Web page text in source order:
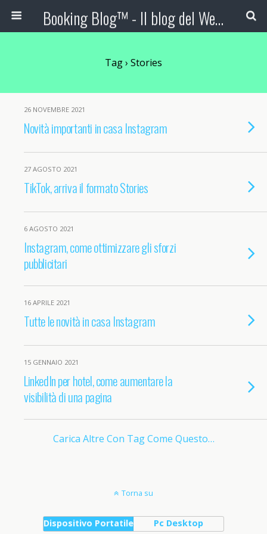
Booking Blog™ - Il blog del Web Marketing Turistico
Tag › Stories
26 NOVEMBRE 2021
Novità importanti in casa Instagram
27 AGOSTO 2021
TikTok, arriva il formato Stories
6 AGOSTO 2021
Instagram, come ottimizzare gli sforzi
pubblicitari
16 APRILE 2021
Tutte le novità in casa Instagram
15 GENNAIO 2021
LinkedIn per hotel, come aumentare la
visibilità di una pagina
Carica Altre Con Tag Come Questo…
Torna su
Dispositivo Portatile Pc Desktop